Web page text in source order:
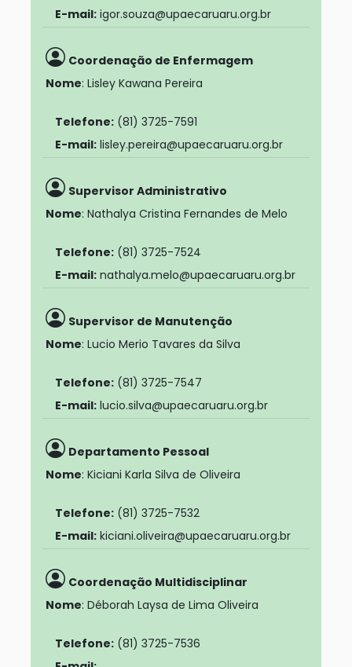
E-mail: igor.souza@upaecaruaru.org.br
Coordenação de Enfermagem
Nome: Lisley Kawana Pereira
Telefone: (81) 3725-7591
E-mail: lisley.pereira@upaecaruaru.org.br
Supervisor Administrativo
Nome: Nathalya Cristina Fernandes de Melo
Telefone: (81) 3725-7524
E-mail: nathalya.melo@upaecaruaru.org.br
Supervisor de Manutenção
Nome: Lucio Merio Tavares da Silva
Telefone: (81) 3725-7547
E-mail: lucio.silva@upaecaruaru.org.br
Departamento Pessoal
Nome: Kiciani Karla Silva de Oliveira
Telefone: (81) 3725-7532
E-mail: kiciani.oliveira@upaecaruaru.org.br
Coordenação Multidisciplinar
Nome: Déborah Laysa de Lima Oliveira
Telefone: (81) 3725-7536